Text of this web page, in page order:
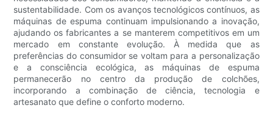
sustentabilidade. Com os avanços tecnológicos contínuos, as
máquinas de espuma continuam impulsionando a inovação,
ajudando os fabricantes a se manterem competitivos em um
mercado em constante evolução. À medida que as
preferências do consumidor se voltam para a personalização
e a consciência ecológica, as máquinas de espuma
permanecerão no centro da produção de colchões,
incorporando a combinação de ciência, tecnologia e
artesanato que define o conforto moderno.